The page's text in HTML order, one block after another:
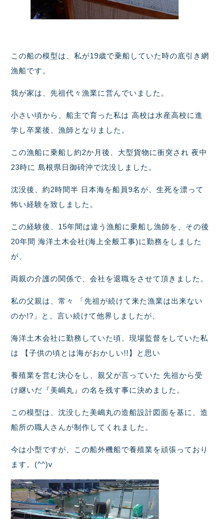
この船の模型は、私が19歳で乗船していた時の底引き網
漁船です。
我が家は、先祖代々漁業に営んでいました。
小さい頃から、船主で育った私は 高校は水産高校に進
学し卒業後、漁師となりました。
この漁船に乗船し約2か月後、大型貨物に衝突され 夜中
23時に 島根県日御碕沖で沈没しました。
沈没後、約2時間半 日本海を船員9名が、生死を漂って
怖い経験を致しました。
この経験後、15年間は違う漁船に乗船し漁師を、その後
20年間 海洋土木会社(海上全般工事)に勤務をしました
が、
両親の介護の関係で、会社を退職をさせて頂きました。
私の父親は、常々 「先祖が続けて来た漁業は出来ない
のか!?」と、言い続けて他界しましたが、
海洋土木会社に勤務していた頃、現場監督をしていた私
は 【子供の頃とは海がおかしい!!】と思い
養殖業を営む決心をし、親父が言っていた 先祖から受
け継いだ『美嶋丸』の名を残す事に決めました。
この模型は、沈没した美嶋丸の造船設計図面を基に、造
船所の職人さんが制作してくれました。
今は小型ですが、この船外機船で養殖業を頑張っており
ます。(^^)v